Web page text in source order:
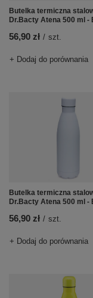
Butelka termiczna
Dr.Bacty Atena 500 ml -
56,90 zł / szt.
+ Dodaj do porównania
Butelka termiczna
Dr.Bacty Atena 500 ml -
56,90 zł / szt.
+ Dodaj do porównania